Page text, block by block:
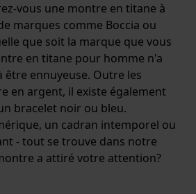
vous une montre en titane à
marques comme Boccia ou
que soit la marque que vous
en titane pour homme n'a
être ennuyeuse. Outre les
en argent, il existe également
bracelet noir ou bleu.
un cadran intemporel ou
- tout se trouve dans notre
a attiré votre attention?